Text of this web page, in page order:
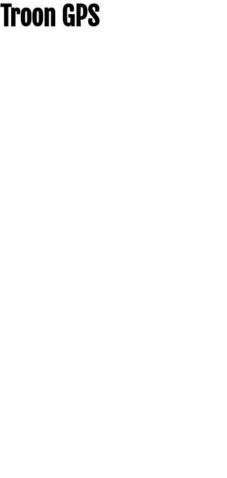
Troon GPS